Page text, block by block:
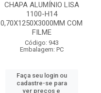
CHAPA ALUMÍNIO LISA
1100-H14
0,70X1250X3000MM COM
FILME
Código: 943
Embalagem: PC
Faça seu login ou
cadastre-se para
ver preços e